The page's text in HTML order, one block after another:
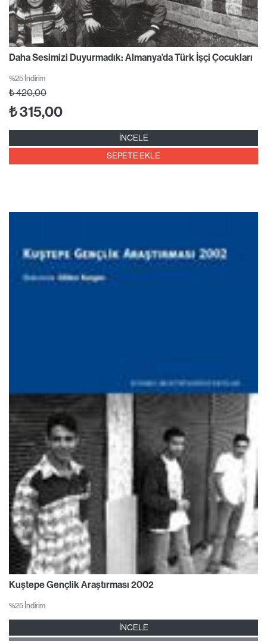
Daha Sesimizi Duyurmadık: Almanya’da Türk İşçi Çocukları
%25 İndirim
₺420,00
₺315,00
İNCELE
SEPETE EKLE
Kuştepe Gençlik Araştırması 2002
%25 İndirim
İNCELE